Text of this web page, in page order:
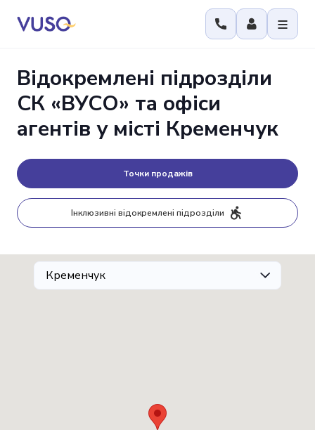
Відокремлені підрозділи
СК «ВУСО» та офіси
агентів у місті Кременчук
Точки продажів
Інклюзивні відокремлені підрозділи